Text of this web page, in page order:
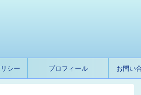
シー プロフィール お問い